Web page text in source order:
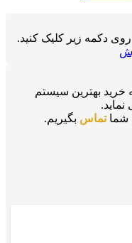
دکمه زیر کلیک کنید.
خرید بهترین سیستم
شماتماس بگیریم.